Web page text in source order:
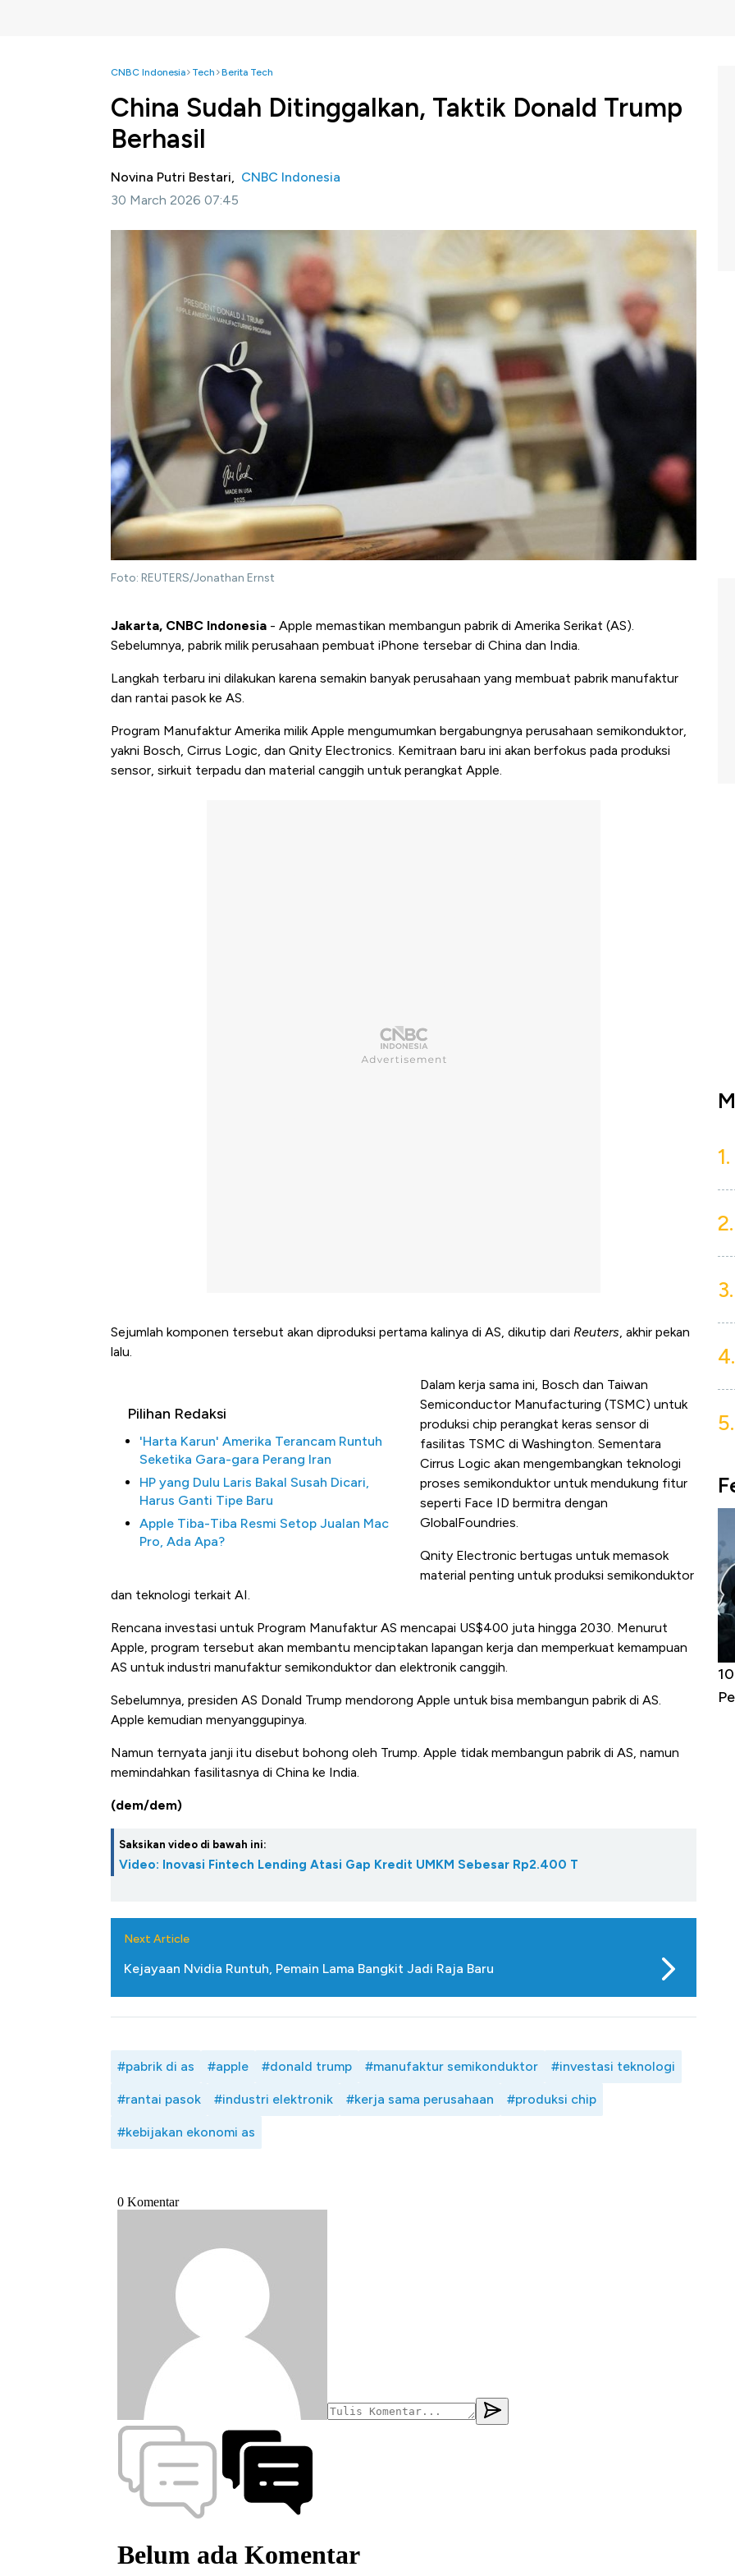
CNBC Indonesia Tech Berita Tech
China Sudah Ditinggalkan, Taktik Donald Trump
Berhasil
Novina Putri Bestari, CNBC Indonesia
30 March 2026 07:45
Foto: REUTERS/Jonathan Ernst
Jakarta, CNBC Indonesia - Apple memastikan membangun pabrik di Amerika Serikat (AS).
Sebelumnya, pabrik milik perusahaan pembuat iPhone tersebar di China dan India.
Langkah terbaru ini dilakukan karena semakin banyak perusahaan yang membuat pabrik manufaktur
dan rantai pasok ke AS.
Program Manufaktur Amerika milik Apple mengumumkan bergabungnya perusahaan semikonduktor,
yakni Bosch, Cirrus Logic, dan Qnity Electronics. Kemitraan baru ini akan berfokus pada produksi
sensor, sirkuit terpadu dan material canggih untuk perangkat Apple.
Sejumlah komponen tersebut akan diproduksi pertama kalinya di AS, dikutip dari Reuters, akhir pekan
lalu.
Pilihan Redaksi
'Harta Karun' Amerika Terancam Runtuh
Seketika Gara-gara Perang Iran
HP yang Dulu Laris Bakal Susah Dicari,
Harus Ganti Tipe Baru
Apple Tiba-Tiba Resmi Setop Jualan Mac
Pro, Ada Apa?
Dalam kerja sama ini, Bosch dan Taiwan
Semiconductor Manufacturing (TSMC) untuk
produksi chip perangkat keras sensor di
fasilitas TSMC di Washington. Sementara
Cirrus Logic akan mengembangkan teknologi
proses semikonduktor untuk mendukung fitur
seperti Face ID bermitra dengan
GlobalFoundries.
Qnity Electronic bertugas untuk memasok
material penting untuk produksi semikonduktor
dan teknologi terkait AI.
Rencana investasi untuk Program Manufaktur AS mencapai US$400 juta hingga 2030. Menurut
Apple, program tersebut akan membantu menciptakan lapangan kerja dan memperkuat kemampuan
AS untuk industri manufaktur semikonduktor dan elektronik canggih.
Sebelumnya, presiden AS Donald Trump mendorong Apple untuk bisa membangun pabrik di AS.
Apple kemudian menyanggupinya.
Namun ternyata janji itu disebut bohong oleh Trump. Apple tidak membangun pabrik di AS, namun
memindahkan fasilitasnya di China ke India.
(dem/dem)
Saksikan video di bawah ini:
Video: Inovasi Fintech Lending Atasi Gap Kredit UMKM Sebesar Rp2.400 T
Next Article
Kejayaan Nvidia Runtuh, Pemain Lama Bangkit Jadi Raja Baru
#pabrik di as #apple #donald trump #manufaktur semikonduktor #investasi teknologi
#rantai pasok #industri elektronik #kerja sama perusahaan #produksi chip
#kebijakan ekonomi as
1.
2.
3.
4.
5.
Kongo Tutup Keran Ekspor, Harga
Tembaga Terbang ke Zona Berbahaya
Adu Panas Kinerja Emiten Minyak RI,
Mana yang Cuannya Paling Menyala?